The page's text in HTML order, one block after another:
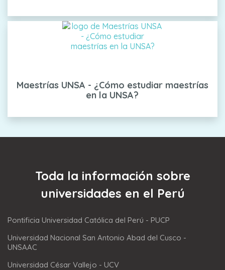
Maestrías UNSA - ¿Cómo estudiar maestrías
en la UNSA?
Toda la información sobre
universidades en el Perú
Pontificia Universidad Católica del Perú - PUCP
Universidad Nacional San Antonio Abad del Cusco -
UNSAAC
Universidad César Vallejo - UCV